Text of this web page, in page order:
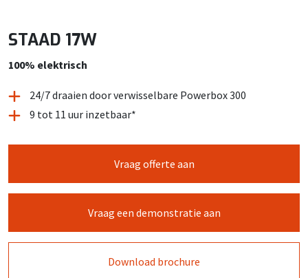
STAAD 17W
100% elektrisch
24/7 draaien door verwisselbare Powerbox 300
9 tot 11 uur inzetbaar*
Vraag offerte aan
Vraag een demonstratie aan
Download brochure